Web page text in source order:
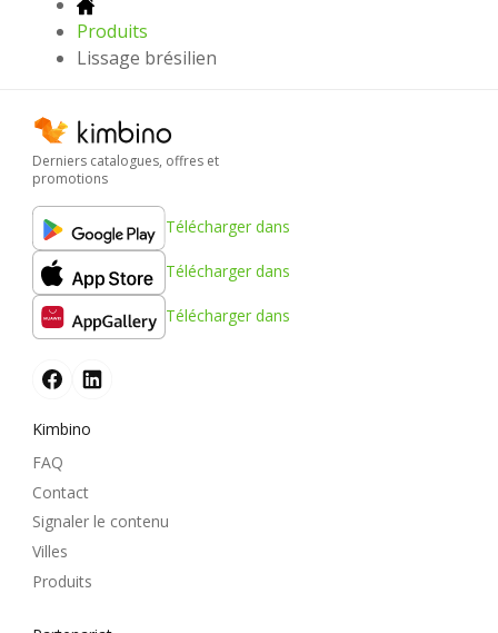
Produits
Lissage brésilien
Derniers catalogues, offres et
promotions
Télécharger dans
Télécharger dans
Télécharger dans
Kimbino
FAQ
Contact
Signaler le contenu
Villes
Produits